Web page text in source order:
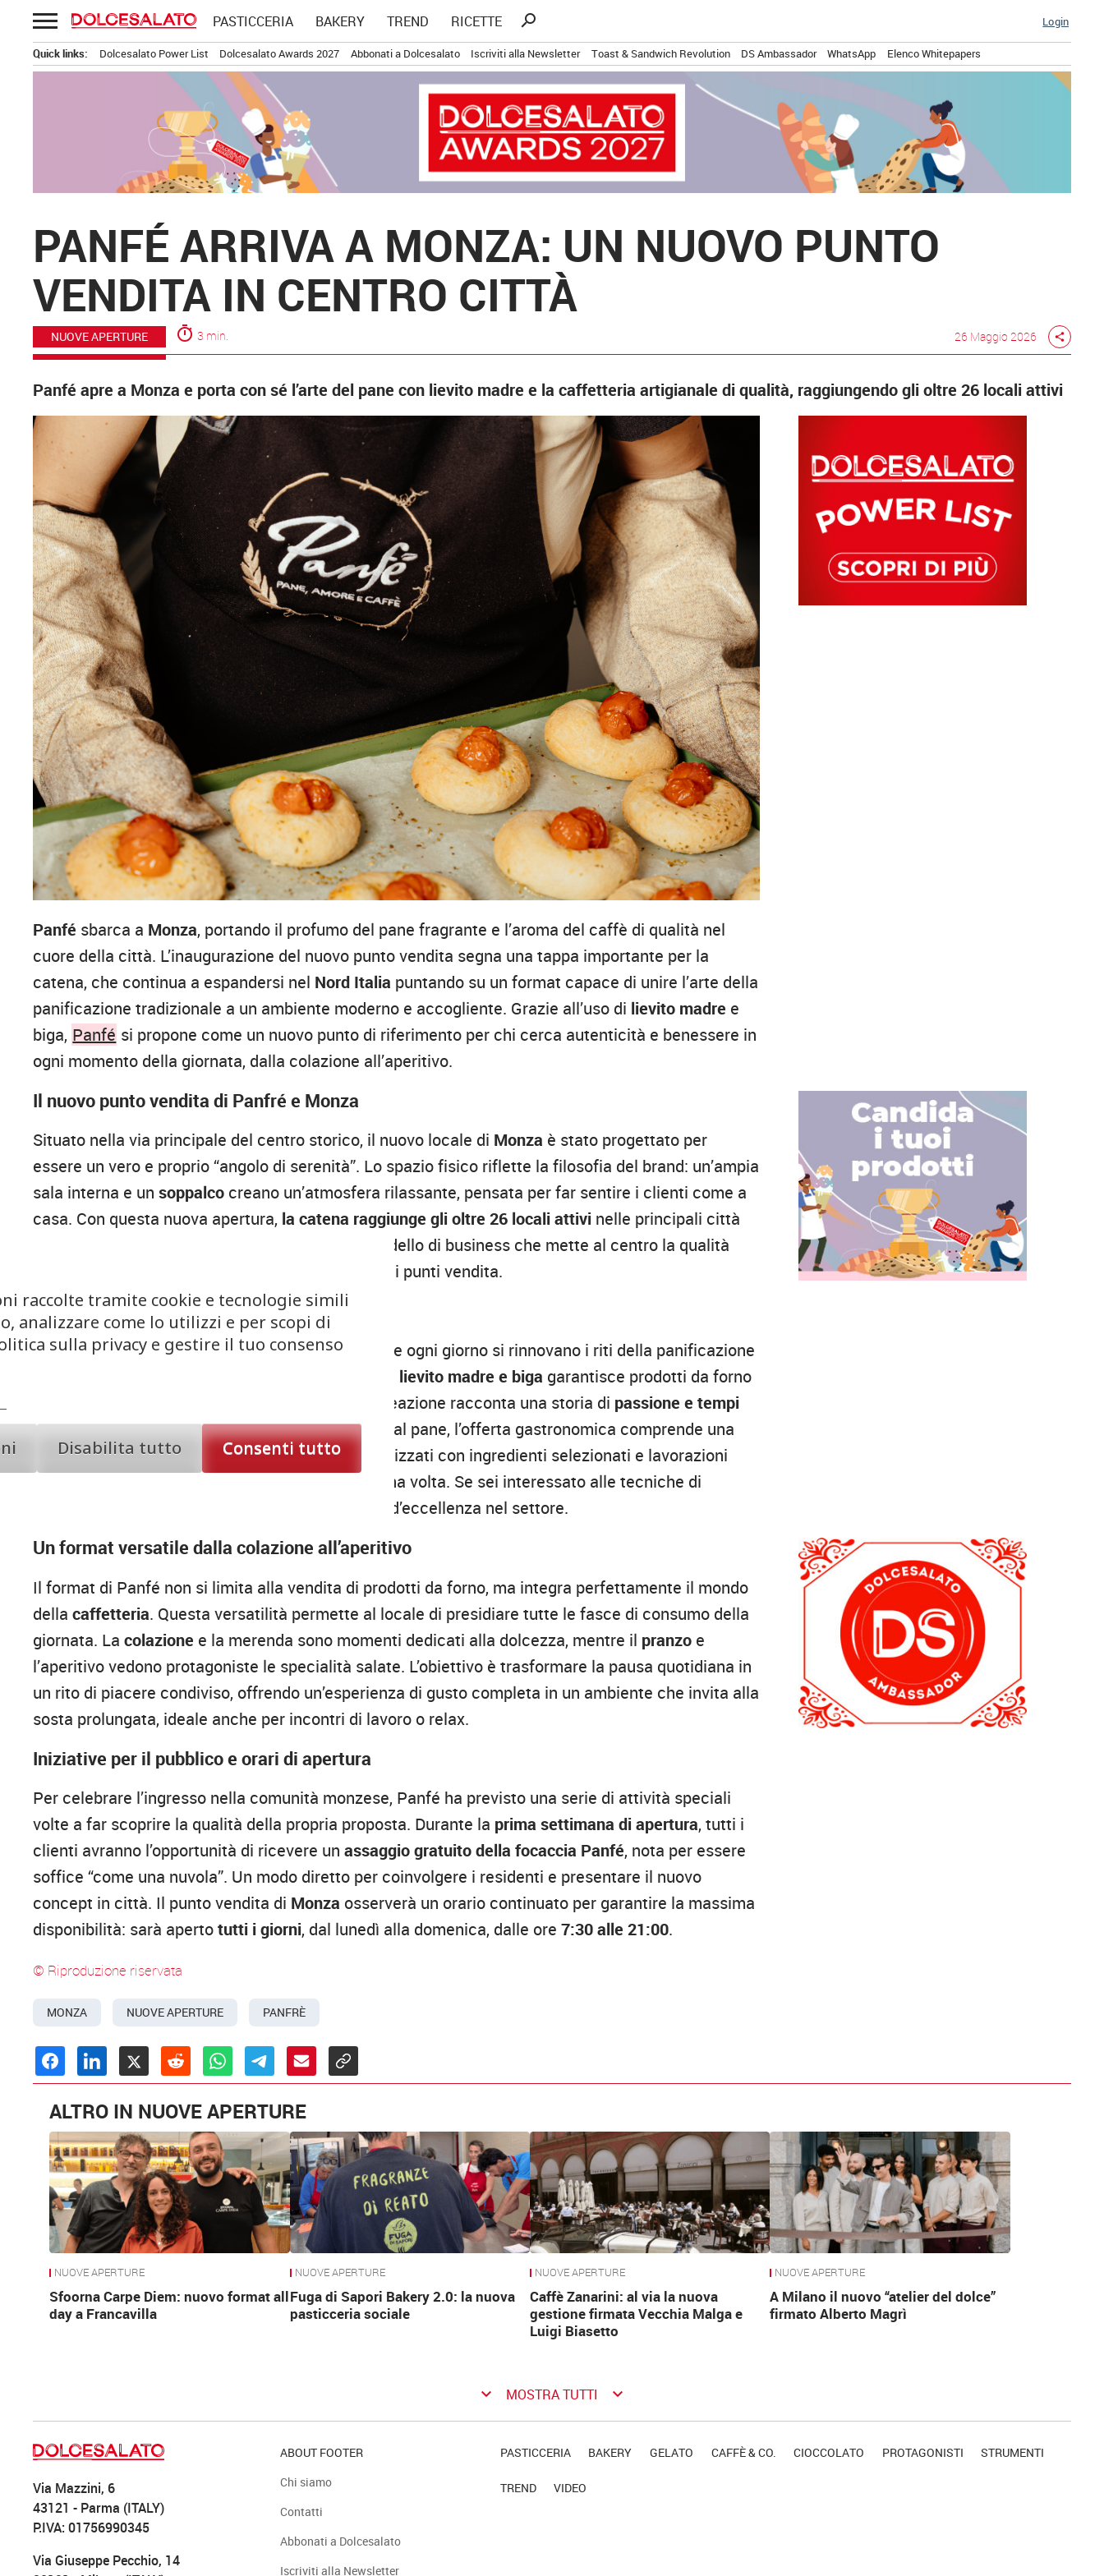
Passa
al
contenuto
PASTICCERIA BAKERY TREND RICETTE
Ricerca
search Login
Quick links: Dolcesalato Power List Dolcesalato Awards 2027 Abbonati a Dolcesalato Iscriviti alla Newsletter Toast & Sandwich Revolution DS Ambassador WhatsApp Elenco Whitepapers
PANFÉ ARRIVA A MONZA: UN NUOVO PUNTO
VENDITA IN CENTRO CITTÀ
NUOVE APERTURE timer 3 min. 26 Maggio 2026 share
Panfé apre a Monza e porta con sé l’arte del pane con lievito madre e la caffetteria artigianale di qualità, raggiungendo gli oltre 26 locali attivi
Panfé sbarca a Monza, portando il profumo del pane fragrante e l’aroma del caffè di qualità nel
cuore della città. L’inaugurazione del nuovo punto vendita segna una tappa importante per la
catena, che continua a espandersi nel Nord Italia puntando su un format capace di unire l’arte della
panificazione tradizionale a un ambiente moderno e accogliente. Grazie all’uso di lievito madre e
biga, Panfé si propone come un nuovo punto di riferimento per chi cerca autenticità e benessere in
ogni momento della giornata, dalla colazione all’aperitivo.
Il nuovo punto vendita di Panfré e Monza
Situato nella via principale del centro storico, il nuovo locale di Monza è stato progettato per
essere un vero e proprio “angolo di serenità”. Lo spazio fisico riflette la filosofia del brand: un’ampia
sala interna e unsoppalco creano un’atmosfera rilassante, pensata per far sentire i clienti come a
casa. Con questa nuova apertura, la catena raggiunge gli oltre 26 locali attivi nelle principali città
settentrionali, confermando il successo di un modello di business che mette al centro la qualità
delle materie prime e il design contemporaneo dei punti vendita.
Artigianalità e tradizione: il segreto del pane
Il cuore pulsante di Panfé è il suolaboratorio
, dove ogni giorno si rinnovano i riti della panificazione
lievito madre e biga garantisce prodotti da forno
altamente digeribili e dai profumi intensi. Ogni creazione racconta una storia di passione e tempi
lenti, distanti dal caos della vita quotidiana. Oltre al pane, l’offerta gastronomica comprende una
vasta selezione difocacce, pizze e dolci, tutti realizzati con ingredienti selezionati e lavorazioni
manuali che preservano l’integrità dei sapori di una volta. Se sei interessato alle tecniche di
panificazione, Panfé rappresenta un caso studio d’eccellenza nel settore.
Un format versatile dalla colazione all’aperitivo
Il format di Panfé non si limita alla vendita di prodotti da forno, ma integra perfettamente il mondo
dellacaffetteria. Questa versatilità permette al locale di presidiare tutte le fasce di consumo della
giornata. Lacolazione e la merenda sono momenti dedicati alla dolcezza, mentre il pranzo e
l’aperitivo vedono protagoniste le specialità salate. L’obiettivo è trasformare la pausa quotidiana in
un rito di piacere condiviso, offrendo un’esperienza di gusto completa in un ambiente che invita alla
sosta prolungata, ideale anche per incontri di lavoro o relax.
Iniziative per il pubblico e orari di apertura
Per celebrare l’ingresso nella comunità monzese, Panfé ha previsto una serie di attività speciali
volte a far scoprire la qualità della propria proposta. Durante la prima settimana di apertura, tutti i
clienti avranno l’opportunità di ricevere unassaggio gratuito della focaccia Panfé, nota per essere
soffice “come una nuvola”. Un modo diretto per coinvolgere i residenti e presentare il nuovo
concept in città. Il punto vendita di Monza osserverà un orario continuato per garantire la massima
disponibilità: sarà apertotutti i giorni, dal lunedì alla domenica, dalle ore7:30 alle 21:00.
© Riproduzione riservata
MONZA NUOVE APERTURE PANFRÈ
ALTRO IN NUOVE APERTURE
NUOVE APERTURE
Sfoorna Carpe Diem: nuovo format all
day a Francavilla
NUOVE APERTURE
Fuga di Sapori Bakery 2.0: la nuova
pasticceria sociale
NUOVE APERTURE
Caffè Zanarini: al via la nuova
gestione firmata Vecchia Malga e
Luigi Biasetto
NUOVE APERTURE
A Milano il nuovo “atelier del dolce”
firmato Alberto Magrì
keyboard_arrow_down MOSTRA TUTTI keyboard_arrow_down
Via Mazzini, 6
43121 - Parma (ITALY)
P.IVA: 01756990345
Via Giuseppe Pecchio, 14
ABOUT FOOTER
Chi siamo
Contatti
Abbonati a Dolcesalato
Iscriviti alla Newsletter
PASTICCERIA BAKERY GELATO CAFFÈ & CO. CIOCCOLATO PROTAGONISTI STRUMENTI
TREND VIDEO
raccolte tramite cookie e tecnologie simili
analizzare come lo utilizzi e per scopi di
sulla privacy e gestire il tuo consenso
Disabilita tutto Consenti tutto